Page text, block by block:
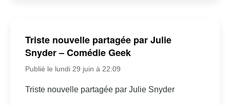
Triste nouvelle partagée par Julie
Snyder – Comédie Geek
Publié le lundi 29 juin à 22:09
Triste nouvelle partagée par Julie Snyder